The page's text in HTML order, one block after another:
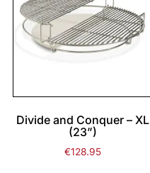
Divide and Conquer – XL
(23”)
€128.95